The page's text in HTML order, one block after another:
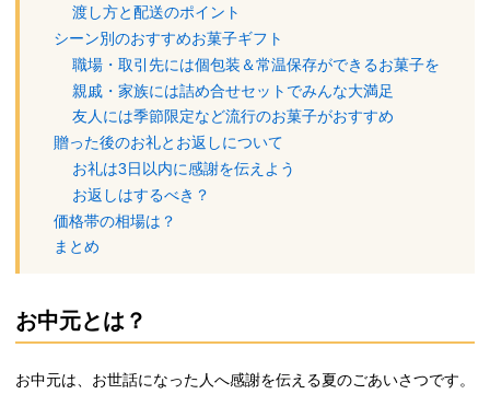
渡し方と配送のポイント
シーン別のおすすめお菓子ギフト
職場・取引先には個包装＆常温保存ができるお菓子を
親戚・家族には詰め合せセットでみんな大満足
友人には季節限定など流行のお菓子がおすすめ
贈った後のお礼とお返しについて
お礼は3日以内に感謝を伝えよう
お返しはするべき？
価格帯の相場は？
まとめ
お中元とは？
お中元は、お世話になった人へ感謝を伝える夏のごあいさつです。